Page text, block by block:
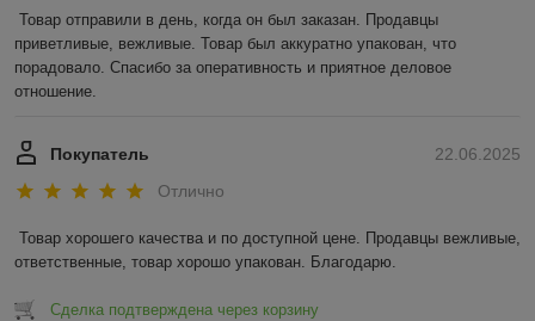
Товар отправили в день, когда он был заказан. Продавцы
приветливые, вежливые. Товар был аккуратно упакован, что
порадовало. Спасибо за оперативность и приятное деловое
отношение.
22.06.2025
Покупатель
Отлично
Товар хорошего качества и по доступной цене. Продавцы вежливые,
ответственные, товар хорошо упакован. Благодарю.
Сделка подтверждена через корзину